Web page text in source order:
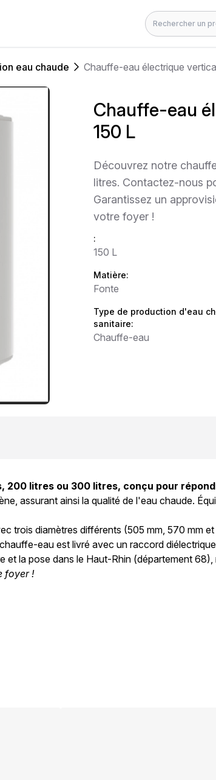
Rechercher
eau chaude Chauffe-eau électrique
Chauffe-eau
150 L
Découvrez notre
litres. Contactez-nous
Garantissez un
votre foyer !
:
150 L
Matière:
Fonte
Type de production d'eau
sanitaire:
Chauffe-eau
litres ou 300 litres, conçu pour
assurant ainsi la qualité de l'eau chaude.
trois diamètres différents (505 mm, 570 mm
eau est livré avec un raccord
et la pose dans le Haut-Rhin (département
foyer !